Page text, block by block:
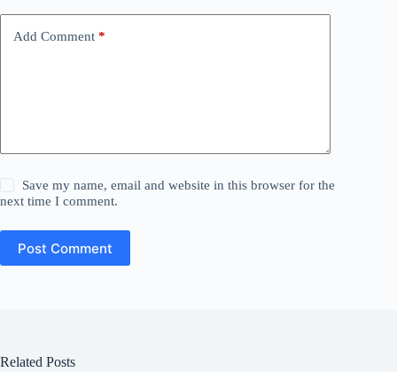
Add Comment *
Save my name, email and website in this browser for the
next time I comment.
Post Comment
Related Posts